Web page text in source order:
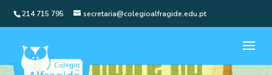
214 715 795 secretaria@colegioalfragide.edu.pt